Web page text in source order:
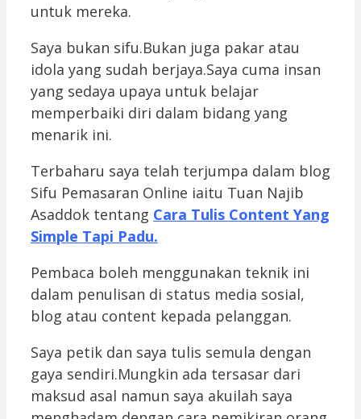
untuk mereka.
Saya bukan sifu.Bukan juga pakar atau
idola yang sudah berjaya.Saya cuma insan
yang sedaya upaya untuk belajar
memperbaiki diri dalam bidang yang
menarik ini.
Terbaharu saya telah terjumpa dalam blog
Sifu Pemasaran Online iaitu Tuan Najib
Asaddok tentang Cara Tulis Content Yang
Simple Tapi Padu.
Pembaca boleh menggunakan teknik ini
dalam penulisan di status media sosial,
blog atau content kepada pelanggan.
Saya petik dan saya tulis semula dengan
gaya sendiri.Mungkin ada tersasar dari
maksud asal namun saya akuilah saya